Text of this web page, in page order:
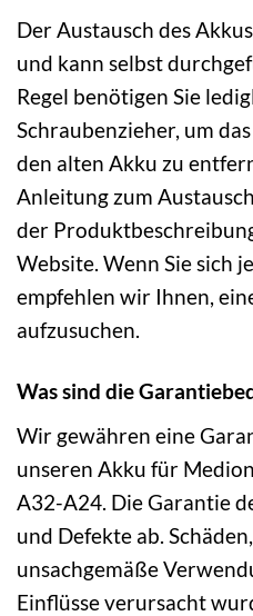
Der Austausch des
und kann selbst
Regel benötigen Sie
Schraubenzieher, um
den alten Akku zu
Anleitung zum
der
Website. Wenn Sie sich
empfehlen wir Ihnen,
aufzusuchen.
Was sind die
Wir gewähren eine
unseren Akku für
A32-A24. Die Garantie
und Defekte ab.
unsachgemäße
Einflüsse verursacht